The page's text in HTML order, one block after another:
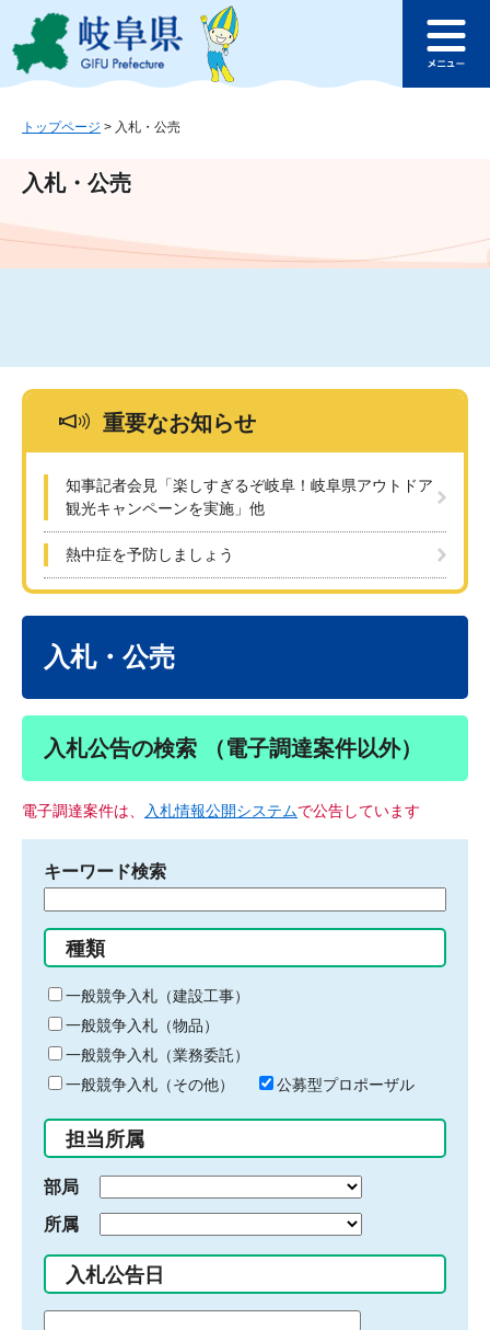
ジ
ュ
文
このページの本文へ
ュ
トップページ > 入札・公売
入札・公売
重要なお知らせ
知事記者会見「楽しすぎるぞ岐阜！岐阜県アウトドア
観光キャンペーンを実施」他
熱中症を予防しましょう
入札・公売
入札公告の検索 （電子調達案件以外）
電子調達案件は、 入札情報公開システムで公告しています
キーワード検索
る
キ
ー
ワ
ー
ド
入
力
種類
一般競争入札（建設工事）
一般競争入札（物品）
一般競争入札（業務委託）
一般競争入札（その他）
公募型プロポーザル
担当所属
部局
所属
入札公告日